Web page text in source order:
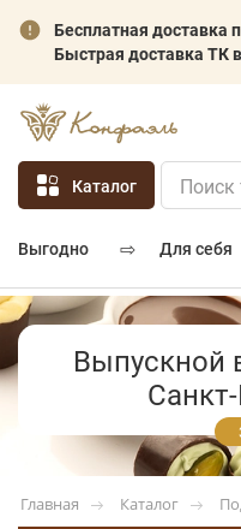
Бесплатная доставка
Быстрая доставка ТК
Каталог
выгодно ⇨ для себя
Выпускной
Главная Каталог